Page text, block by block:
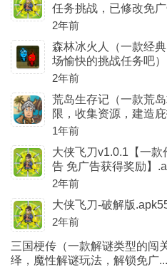
任务挑战，已修改免
2年前
森林冰火人（一款经
场愉快的挑战任务吧
2年前
荒岛生存记（一款荒
限，收集资源，建造
1年前
大侠飞刀v1.0.1【一
告 免广告获得奖励】
2年前
大侠飞刀-破解版
2年前
三国梗传（一款解谜类型的闯
绎，魔性解谜玩法，解锁免广